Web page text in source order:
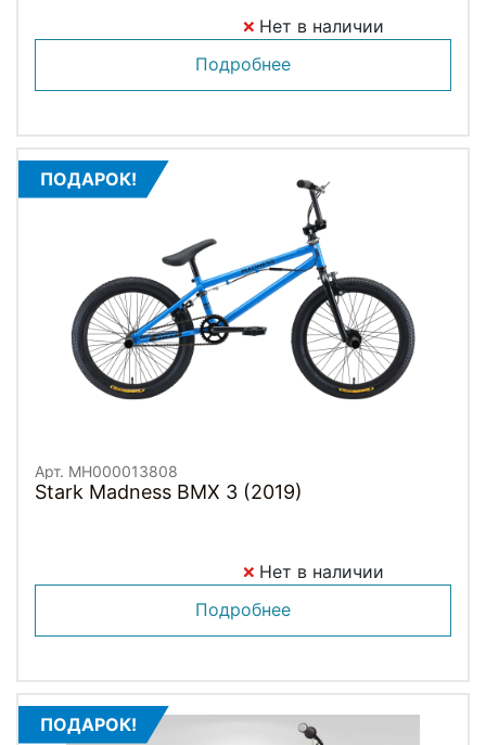
Нет в наличии
Подробнее
ПОДАРОК!
Арт. MH000013808
Stark Madness BMX 3 (2019)
Нет в наличии
Подробнее
ПОДАРОК!